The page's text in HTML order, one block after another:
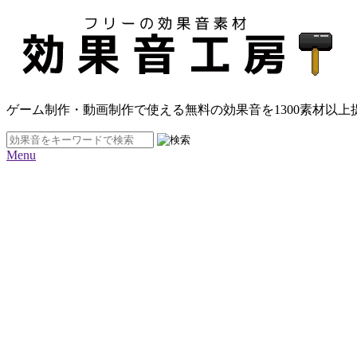
ゲーム制作・動画制作で使える無料の効果音を1300素材以上
Menu